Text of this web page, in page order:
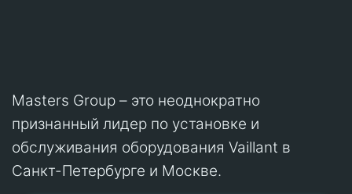
Masters Group – это неоднократно
признанный лидер по установке и
обслуживания оборудования Vaillant в
Санкт-Петербурге и Москве.